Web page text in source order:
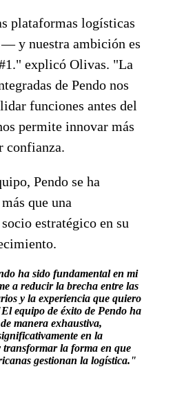
plataformas logísticas
y nuestra ambición es
explicó Olivas. "La
de Pendo nos
funciones antes del
permite innovar más
confianza.
Pendo se ha
que una
estratégico en su
ha sido fundamental en mi
a reducir la brecha entre las
y la experiencia que quiero
equipo de éxito de Pendo ha
manera exhaustiva,
en la
transformar la forma en que
gestionan la logística."